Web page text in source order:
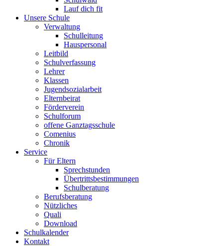
Lauf dich fit
Unsere Schule
Verwaltung
Schulleitung
Hauspersonal
Leitbild
Schulverfassung
Lehrer
Klassen
Jugendsozialarbeit
Elternbeirat
Förderverein
Schulforum
offene Ganztagsschule
Comenius
Chronik
Service
Für Eltern
Sprechstunden
Übertrittsbestimmungen
Schulberatung
Berufsberatung
Nützliches
Quali
Download
Schulkalender
Kontakt